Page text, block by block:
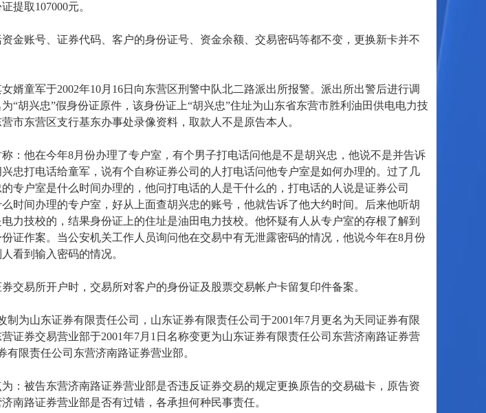
提取107000元。
账号、证券代码、客户的身份证号、资金余额、交易密码等都不变，更换新卡并不
童军于2002年10月16日向东营区刑警中队北二路派出所报警。派出所出警后进行调
“胡兴忠”假身份证原件，该身份证上“胡兴忠”住址为山东省东营市胜利油田供电电力技
市东营区支行基东办事处录像资料，取款人不是原告本人。
他在今年8月份办理了专户室，有个男子打电话问他是不是胡兴忠，他说不是并告诉
忠打电话给童军，说有个自称证券公司的人打电话问他专户室是如何办理的。过了几
专户室是什么时间办理的，他问打电话的人是干什么的，打电话的人说是证券公司
时间办理的专户室，好从上面查胡兴忠的账号，他就告诉了他大约时间。后来他听胡
力技校的，结果身份证上的住址是油田电力技校。他怀疑有人从专户室的存根了解到
证作案。当公安机关工作人员询问他在交易中有无泄露密码的情况，他说今年在8月份
看到输入密码的情况。
易所开户时，交易所对客户的身份证及股票交易帐户卡留复印件备案。
为山东证券有限责任公司，山东证券有限责任公司于2001年7月更名为天同证券有限
证券交易营业部于2001年7月1日名称变更为山东证券有限责任公司东营济南路证券营
限责任公司东营济南路证券营业部。
被告东营济南路证券营业部是否违反证券交易的规定更换原告的交易磁卡，原告资
南路证券营业部是否有过错，各承担何种民事责任。